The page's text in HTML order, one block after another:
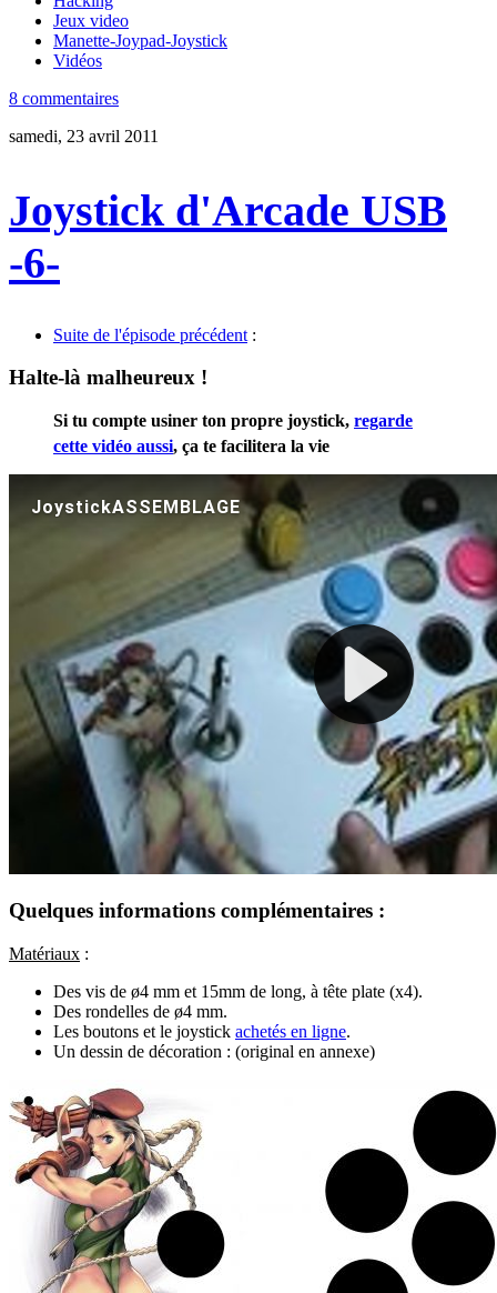
Jeux video
Manette-Joypad-Joystick
Vidéos
8 commentaires
samedi, 23 avril 2011
Joystick d'Arcade USB
-6-
Suite de l'épisode précédent :
Halte-là malheureux !
Si tu compte usiner ton propre joystick, regarde
cette vidéo aussi, ça te facilitera la vie
Quelques informations complémentaires :
Matériaux :
Des vis de ø4 mm et 15mm de long, à tête plate (x4).
Des rondelles de ø4 mm.
Les boutons et le joystick achetés en ligne.
Un dessin de décoration : (original en annexe)